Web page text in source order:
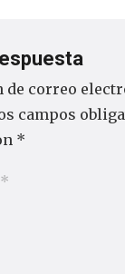
de correo
campos
*